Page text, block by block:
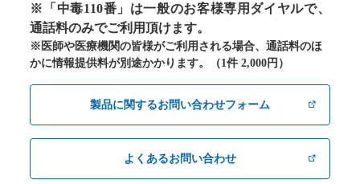
※「中毒110番」は一般のお客様専用ダイヤルで、
通話料のみでご利用頂けます。
※医師や医療機関の皆様がご利用される場合、通話料のほ
かに情報提供料が別途かかります。（1件 2,000円）
製品に関するお問い合わせフォーム
よくあるお問い合わせ